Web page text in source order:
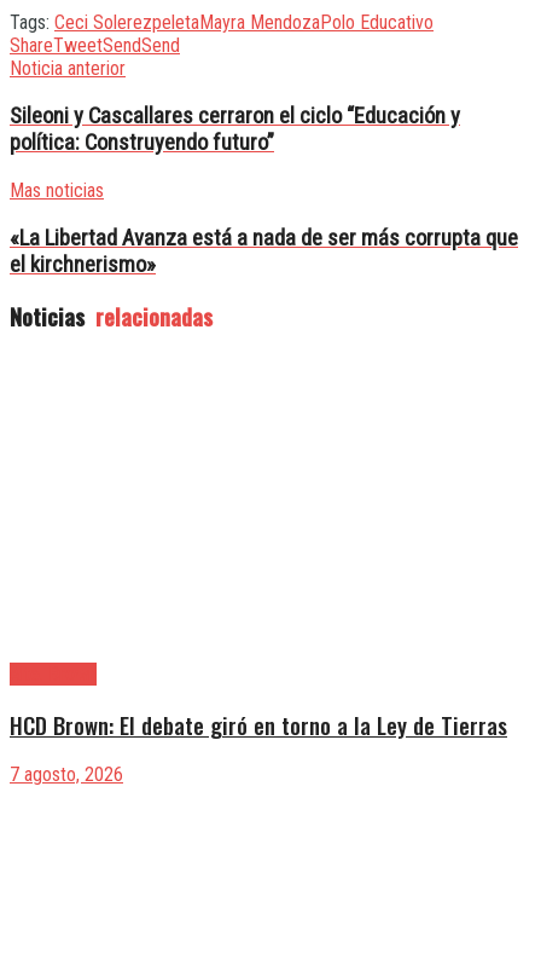
Tags: Ceci SolerezpeletaMayra MendozaPolo Educativo
ShareTweetSendSend
Noticia anterior
Sileoni y Cascallares cerraron el ciclo “Educación y
política: Construyendo futuro”
Mas noticias
«La Libertad Avanza está a nada de ser más corrupta que
el kirchnerismo»
Noticias relacionadas
HCD Brown: El debate giró en torno a la Ley de Tierras
7 agosto, 2026